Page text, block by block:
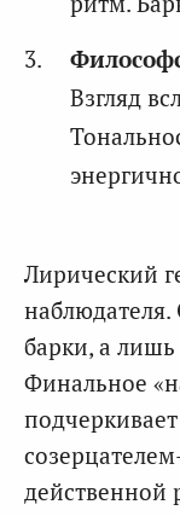
Взгляд
Лирический
наблюдателя.
барки, а
Финальное
действенной